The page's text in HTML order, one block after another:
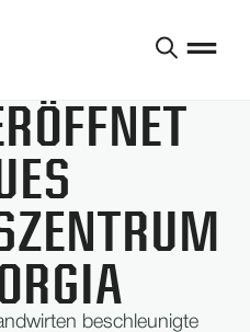
beschleunigte